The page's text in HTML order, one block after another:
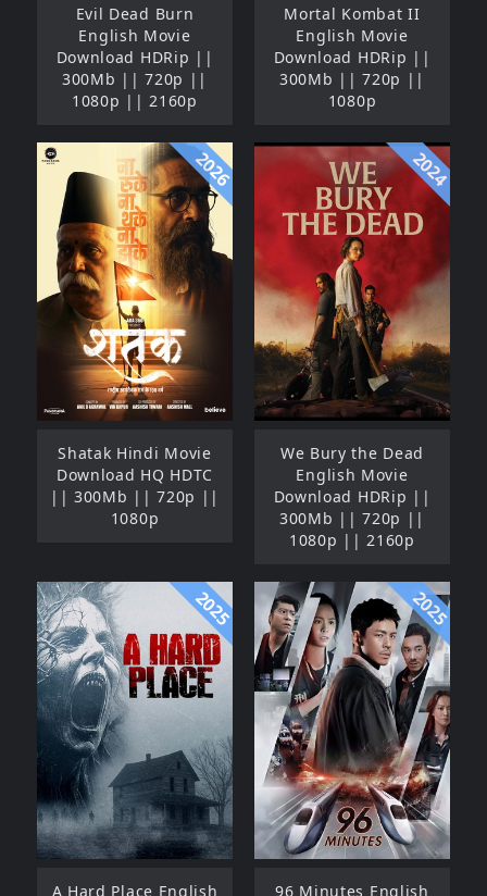
Evil Dead Burn
English Movie
Download HDRip ||
300Mb || 720p ||
1080p || 2160p
Mortal Kombat II
English Movie
Download HDRip ||
300Mb || 720p ||
1080p
2026
Shatak Hindi Movie
Download HQ HDTC
|| 300Mb || 720p ||
1080p
2024
We Bury the Dead
English Movie
Download HDRip ||
300Mb || 720p ||
1080p || 2160p
2025
A Hard Place English
2025
96 Minutes English